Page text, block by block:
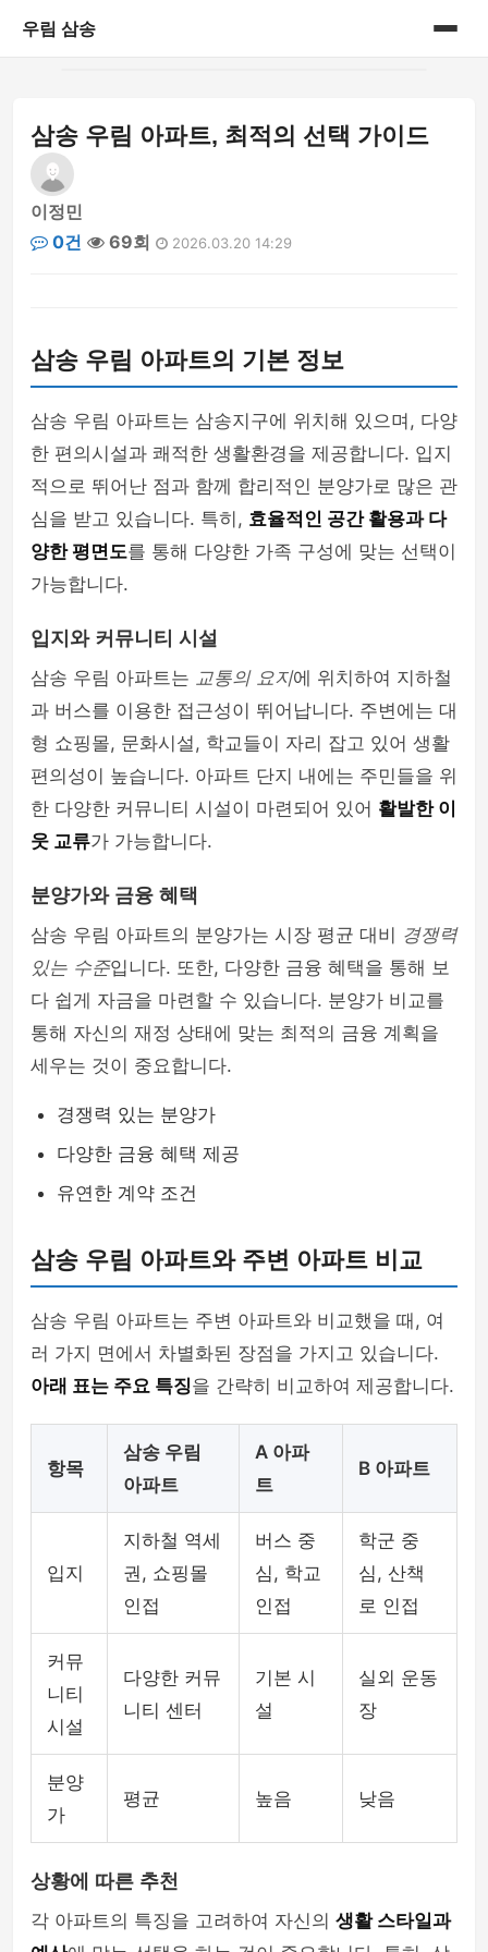
우림 삼송
게시판
삼송 우림 아파트, 최적의 선택 가이드
이정민
0건
69회 2026.03.20 14:29
삼송 우림 아파트의 기본 정보
삼송 우림 아파트는 삼송지구에 위치해 있으며, 다양
한 편의시설과 쾌적한 생활환경을 제공합니다. 입지
적으로 뛰어난 점과 함께 합리적인 분양가로 많은 관
심을 받고 있습니다. 특히, 효율적인 공간 활용과 다
양한 평면도를 통해 다양한 가족 구성에 맞는 선택이
가능합니다.
입지와 커뮤니티 시설
삼송 우림 아파트는 교통의 요지에 위치하여 지하철
과 버스를 이용한 접근성이 뛰어납니다. 주변에는 대
형 쇼핑몰, 문화시설, 학교들이 자리 잡고 있어 생활
편의성이 높습니다. 아파트 단지 내에는 주민들을 위
한 다양한 커뮤니티 시설이 마련되어 있어 활발한 이
웃 교류가 가능합니다.
분양가와 금융 혜택
삼송 우림 아파트의 분양가는 시장 평균 대비 경쟁력
있는 수준입니다. 또한, 다양한 금융 혜택을 통해 보
다 쉽게 자금을 마련할 수 있습니다. 분양가 비교를
통해 자신의 재정 상태에 맞는 최적의 금융 계획을
세우는 것이 중요합니다.
경쟁력 있는 분양가
다양한 금융 혜택 제공
유연한 계약 조건
삼송 우림 아파트와 주변 아파트 비교
삼송 우림 아파트는 주변 아파트와 비교했을 때, 여
러 가지 면에서 차별화된 장점을 가지고 있습니다.
아래 표는 주요 특징을 간략히 비교하여 제공합니다.
항목
삼송 우림
아파트
A 아파
트
B 아파트
입지
지하철 역세
권, 쇼핑몰
인접
버스 중
심, 학교
인접
학군 중
심, 산책
로 인접
커뮤
니티
시설
다양한 커뮤
니티 센터
기본 시
설
실외 운동
장
분양
가
평균 높음 낮음
상황에 따른 추천
각 아파트의 특징을 고려하여 자신의 생활 스타일과